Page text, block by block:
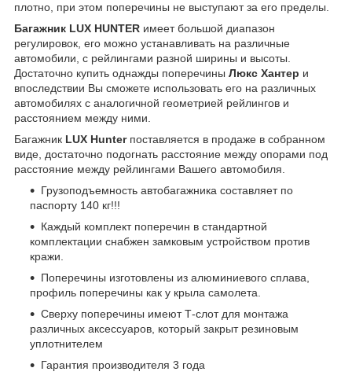
плотно, при этом поперечины не выступают за его пределы.
Багажник LUX HUNTER имеет большой диапазон
регулировок, его можно устанавливать на различные
автомобили, с рейлингами разной ширины и высоты.
Достаточно купить однажды поперечины Люкс Хантер и
впоследствии Вы сможете использовать его на различных
автомобилях с аналогичной геометрией рейлингов и
расстоянием между ними.
Багажник LUX Hunterпоставляется в продаже в собранном
виде, достаточно подогнать расстояние между опорами под
расстояние между рейлингами Вашего автомобиля.
Грузоподъемность автобагажника составляет по
паспорту 140 кг!!!
Каждый комплект поперечин в стандартной
комплектации снабжен замковым устройством против
кражи.
Поперечины изготовлены из алюминиевого сплава,
профиль поперечины как у крыла самолета.
Сверху поперечины имеют Т-слот для монтажа
различных аксессуаров, который закрыт резиновым
уплотнителем
Гарантия производителя 3 года